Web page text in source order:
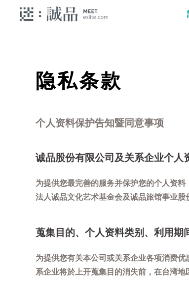
隐私条款
个人资料保护告知暨同意事项
诚品股份有限公司及关系企业个人
为提供您最完善的服务并保护您的个人资
法人诚品文化艺术基金会及诚品旅馆事业
蒐集目的、个人资料类别、利用期
为提供您有关本公司或关系企业各项消费
系企业将於上开蒐集目的消失前，在台湾